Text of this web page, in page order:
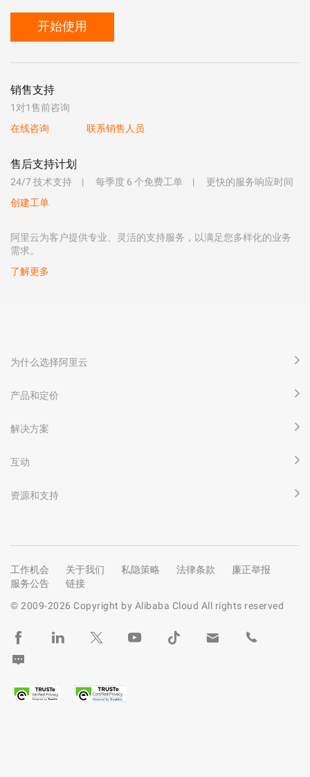
开始使用
销售支持
1对1售前咨询
在线咨询
联系销售人员
售后支持计划
24/7 技术支持 每季度 6 个免费工单
更快的服务响应时间
创建工单
阿里云为客户提供专业、灵活的支持服务，以满足您多样化的业务
需求。
了解更多
为什么选择阿里云
产品和定价
解决方案
互动
资源和支持
工作机会 关于我们 私隐策略 法律条款
廉正举报
服务公告
链接
© 2009-2026 Copyright by Alibaba Cloud All rights reserved